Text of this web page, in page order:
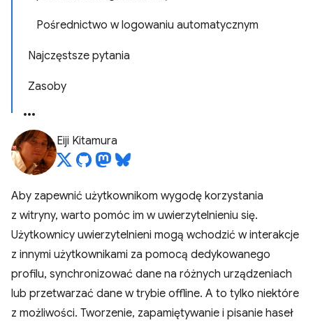
Pośrednictwo w logowaniu automatycznym
Najczęstsze pytania
Zasoby
Eiji Kitamura
Aby zapewnić użytkownikom wygodę korzystania
z witryny, warto pomóc im w uwierzytelnieniu się.
Użytkownicy uwierzytelnieni mogą wchodzić w interakcje
z innymi użytkownikami za pomocą dedykowanego
profilu, synchronizować dane na różnych urządzeniach
lub przetwarzać dane w trybie offline. A to tylko niektóre
z możliwości. Tworzenie, zapamiętywanie i pisanie haseł